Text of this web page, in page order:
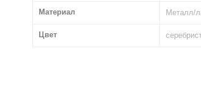
Материал Металл/
Цвет